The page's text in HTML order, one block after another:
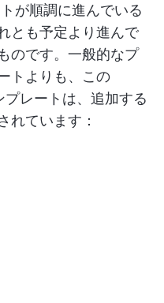
が順調に進んでいる
とも予定より進んで
のです。一般的なプ
トよりも、この
レートは、追加する
れています：